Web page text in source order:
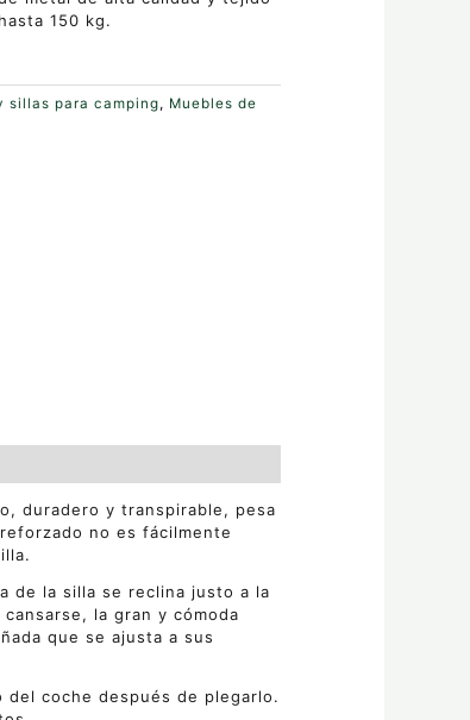
150 kg.
sillas para camping, Muebles de
duradero y transpirable, pesa
no es fácilmente
de la silla se reclina justo a la
la gran y cómoda
que se ajusta a sus
del coche después de plegarlo.